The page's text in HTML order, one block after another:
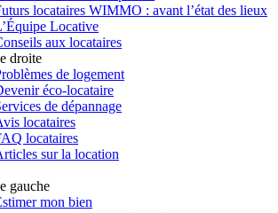
locataires WIMMO : avant l’état des lieux
Locative
aux locataires
droite
de logement
éco-locataire
de dépannage
locataires
locataires
sur la location
gauche
mon bien